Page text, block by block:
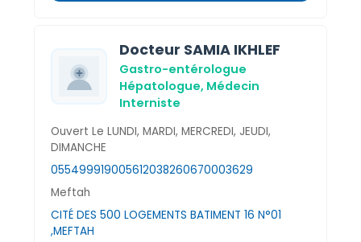
Docteur SAMIA IKHLEF
Gastro-entérologue
Hépatologue, Médecin
Interniste
Ouvert Le LUNDI, MARDI, MERCREDI, JEUDI,
DIMANCHE
055499919005612038260670003629
Meftah
CITÉ DES 500 LOGEMENTS BATIMENT 16 N°01
,MEFTAH